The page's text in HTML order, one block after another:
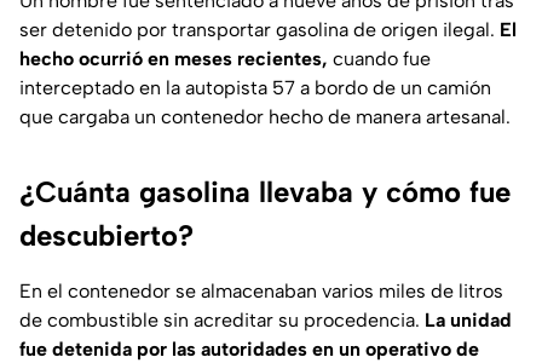
ser detenido por transportar gasolina de origen ilegal. El
hecho ocurrió en meses recientes, cuando fue
interceptado en la autopista 57 a bordo de un camión
que cargaba un contenedor hecho de manera artesanal.
¿Cuánta gasolina llevaba y cómo fue
descubierto?
En el contenedor se almacenaban varios miles de litros
de combustible sin acreditar su procedencia. La unidad
fue detenida por las autoridades en un operativo de